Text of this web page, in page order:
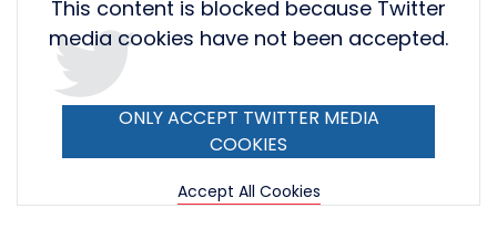
This content is blocked because Twitter
media cookies have not been accepted.
ONLY ACCEPT TWITTER MEDIA
COOKIES
Accept All Cookies